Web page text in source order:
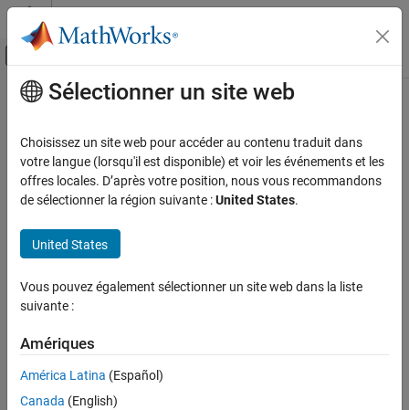
Passer au contenu
Activer/désactiver l'affichage du menu
Accueil de la documentation
Embedded Coder
Deployment, Integration, and Supported
Hardware
Qualcomm Hexagon Processors
HVX Conv2D
ON THIS PAGE
Description
Ports
Extended Capabilities
Contenu principal
HVX Conv2D
2-D convolution for HVX
Since R2026a
expand all in page
Qualcomm Hexagon Processors / IPCV
Description
TheHVX Conv2Dblock performs a two-dimensional (2-D)
convolution of an input image using a square filter mask for
Sélectionner un site web
Choisissez un site web pour accéder au contenu traduit dans
votre langue (lorsqu'il est disponible) et voir les événements et les
offres locales. D’après votre position, nous vous recommandons
de sélectionner la région suivante :United States.
United States
Vous pouvez également sélectionner un site web dans la liste
suivante :
Amériques
América Latina (Español)
Canada (English)